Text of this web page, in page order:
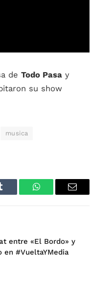
de Todo Pasa y
su show
musica
WhatsAppEmail
entre «El Bordo» y
en #VueltaYMedia